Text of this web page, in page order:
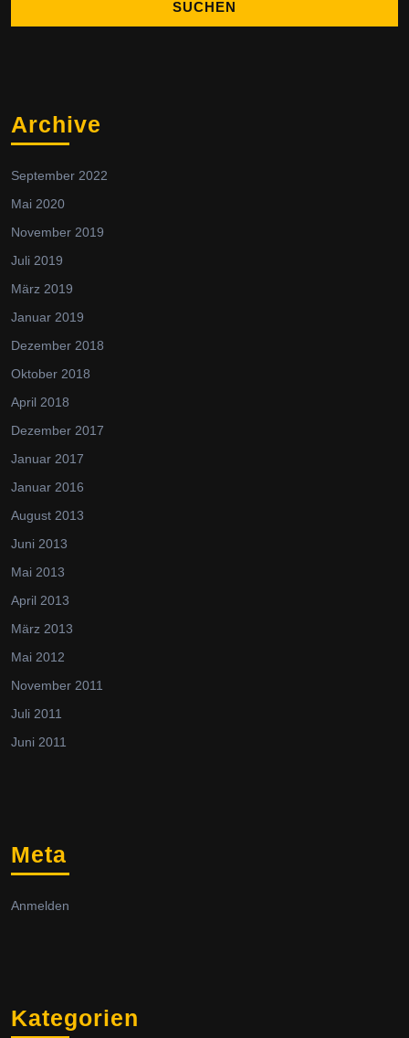
Archive
September 2022
Mai 2020
November 2019
Juli 2019
März 2019
Januar 2019
Dezember 2018
Oktober 2018
April 2018
Dezember 2017
Januar 2017
Januar 2016
August 2013
Juni 2013
Mai 2013
April 2013
März 2013
Mai 2012
November 2011
Juli 2011
Juni 2011
Meta
Anmelden
Kategorien